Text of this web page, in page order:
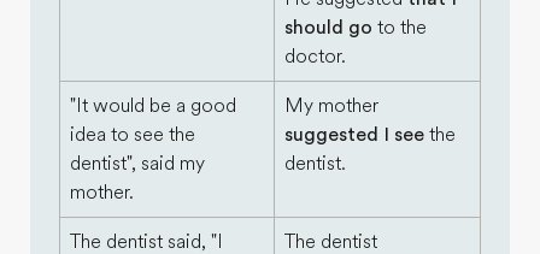
should go to the
doctor.
"It would be a good
idea to see the
dentist", said my
mother.
My mother
suggested I see the
dentist.
The dentist said, "I
The dentist